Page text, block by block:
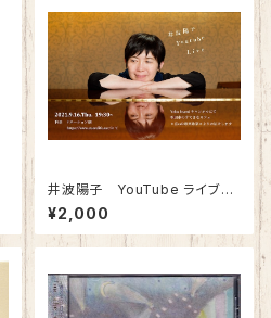
井波陽子 YouTube ライブ
ドネーション
¥2,000